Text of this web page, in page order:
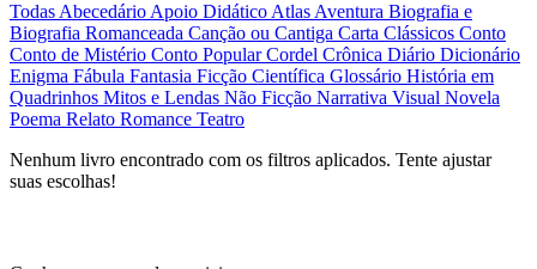
TodasAbecedárioApoio DidáticoAtlasAventura Biografia e
Biografia Romanceada Canção ou Cantiga Carta Clássicos Conto
Conto de Mistério Conto PopularCordel Crônica Diário Dicionário
Enigma Fábula Fantasia Ficção Científica Glossário História em
Quadrinhos Mitos e Lendas Não Ficção Narrativa Visual Novela
Poema Relato Romance Teatro
Nenhum livro encontrado com os filtros aplicados. Tente ajustar
suas escolhas!